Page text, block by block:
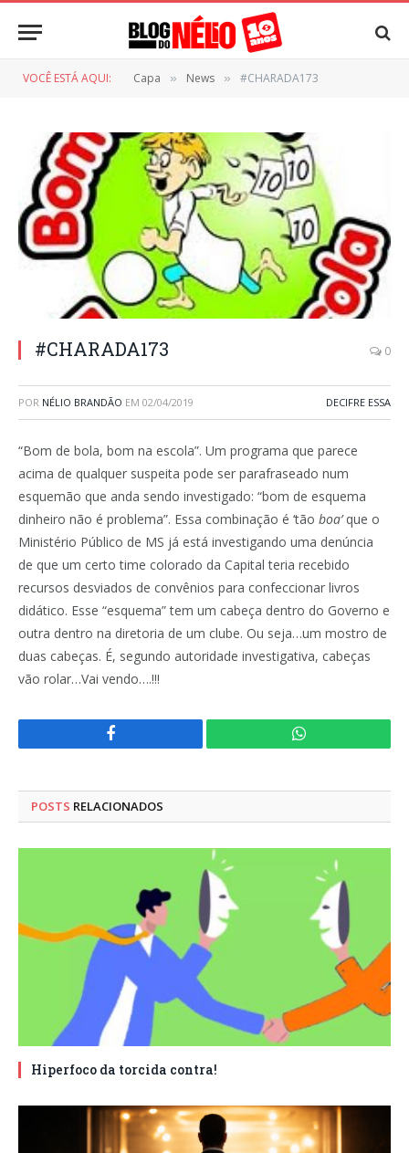
VOCÊ ESTÁ AQUI: Capa » News » #CHARADA173
#CHARADA173 0
POR NÉLIO BRANDÃO EM 02/04/2019 DECIFRE ESSA
“Bom de bola, bom na escola”. Um programa que parece
acima de qualquer suspeita pode ser parafraseado num
esquemão que anda sendo investigado: “bom de esquema
dinheiro não é problema”. Essa combinação é ‘tão boa’que o
Ministério Público de MS já está investigando uma denúncia
de que um certo time colorado da Capital teria recebido
recursos desviados de convênios para confeccionar livros
didático. Esse “esquema” tem um cabeça dentro do Governo e
outra dentro na diretoria de um clube. Ou seja…um mostro de
duas cabeças. É, segundo autoridade investigativa, cabeças
vão rolar…Vai vendo….!!!
Facebook WhatsApp
POSTS RELACIONADOS
Hiperfoco da torcida contra!